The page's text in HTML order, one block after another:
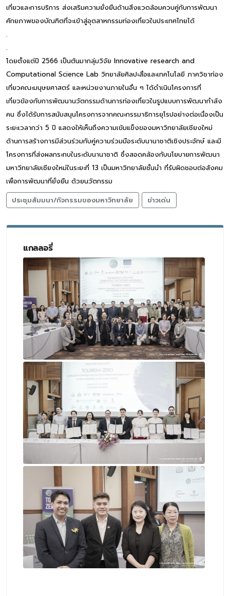
เที่ยวและการบริการ ส่งเสริมความยั่งยืนด้านสิ่งแวดล้อมควบคู่กับการพัฒนา
ศักยภาพของบัณฑิตที่จะเข้าสู่อุตสาหกรรมท่องเที่ยวในประเทศไทยได้
.
.
โดยตั้งแต่ปี 2566 เป็นต้นมากลุ่มวิจัย Innovative research and
Computational Science Lab วิทยาลัยศิลปะสื่อและเทคโนโลยี ภาควิชาท่อง
เที่ยวคณะมนุษยศาสตร์ และหน่วยงานภายในอื่น ๆ ได้ดำเนินโครงการที่
เกี่ยวข้องกับการพัฒนานวัตกรรมด้านการท่องเที่ยวในรูปแบบการพัฒนากำลัง
คน ซึ่งได้รับการสนับสนุนโครงการจากคณะกรรมาธิการยุโรปอย่างต่อเนื่องเป็น
ระยะเวลากว่า 5 ปี แสดงให้เห็นถึงความเข้มแข็งของมหาวิทยาลัยเชียงใหม่
ด้านการสร้างการมีส่วนร่วมกับคู่ความร่วมมือระดับนานาชาติเชิงประจักษ์ และมี
โครงการที่ส่งผลกระทบในระดับนานาชาติ ซึ่งสอดคล้องกับนโยบายการพัฒนา
มหาวิทยาลัยเชียงใหม่ในระยะที่ 13 เป็นมหาวิทยาลัยชั้นนำ ที่รับผิดชอบต่อสังคม
เพื่อการพัฒนาที่ยั่งยืน ด้วยนวัตกรรม
ประชุมสัมมนา/กิจกรรมของมหาวิทยาลัย
ข่าวเด่น
แกลลอรี่